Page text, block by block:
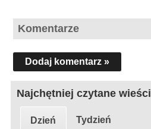
Komentarze
Dodaj komentarz »
Najchętniej czytane wieści
Dzień Tydzień